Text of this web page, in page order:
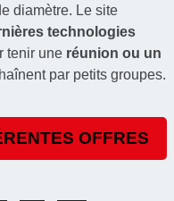
diamètre. Le site
technologies
tenir une réunion ou un
par petits groupes.
OFFRES